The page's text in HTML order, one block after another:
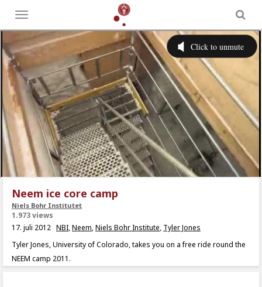
Toggle
menu
Neem ice core camp
Niels Bohr Institutet
1.973 views
17. juli 2012 NBI,Neem,Niels Bohr Institute, Tyler Jones
Tyler Jones, University of Colorado, takes you on a free ride round the
NEEM camp 2011.